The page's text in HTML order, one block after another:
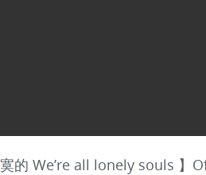
的 We’re all lonely souls 】